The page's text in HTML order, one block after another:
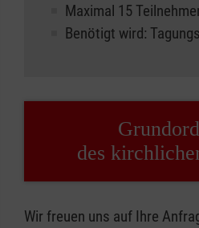
Maximal 15
Benötigt wird:
des
Wir freuen uns auf Ihre